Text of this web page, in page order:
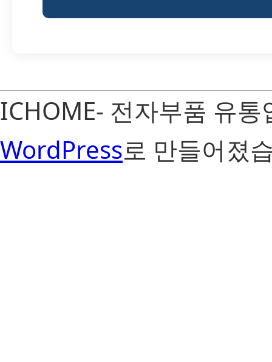
ICHOME- 전자부품 유
WordPress로 만들어졌